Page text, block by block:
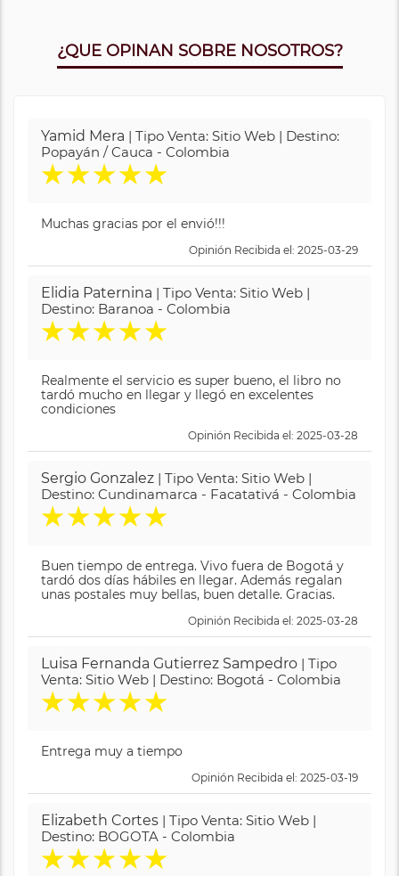
¿QUE OPINAN SOBRE NOSOTROS?
Yamid Mera | Tipo Venta: Sitio Web | Destino:
Popayán / Cauca - Colombia
★★★★★
Muchas gracias por el envió!!!
Opinión Recibida el: 2025-03-29
Elidia Paternina | Tipo Venta: Sitio Web |
Destino: Baranoa - Colombia
★★★★★
Realmente el servicio es super bueno, el libro no
tardó mucho en llegar y llegó en excelentes
condiciones
Opinión Recibida el: 2025-03-28
Sergio Gonzalez | Tipo Venta: Sitio Web |
Destino: Cundinamarca - Facatativá - Colombia
★★★★★
Buen tiempo de entrega. Vivo fuera de Bogotá y
tardó dos días hábiles en llegar. Además regalan
unas postales muy bellas, buen detalle. Gracias.
Opinión Recibida el: 2025-03-28
Luisa Fernanda Gutierrez Sampedro | Tipo
Venta: Sitio Web | Destino: Bogotá - Colombia
★★★★★
Entrega muy a tiempo
Opinión Recibida el: 2025-03-19
Elizabeth Cortes | Tipo Venta: Sitio Web |
Destino: BOGOTA - Colombia
★★★★★